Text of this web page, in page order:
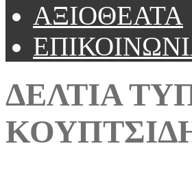
ΑΞΙΟΘΕΑΤΑ
ΔΕΛΤΙΑ
ΚΟΥΠΤΣΙΔΗ